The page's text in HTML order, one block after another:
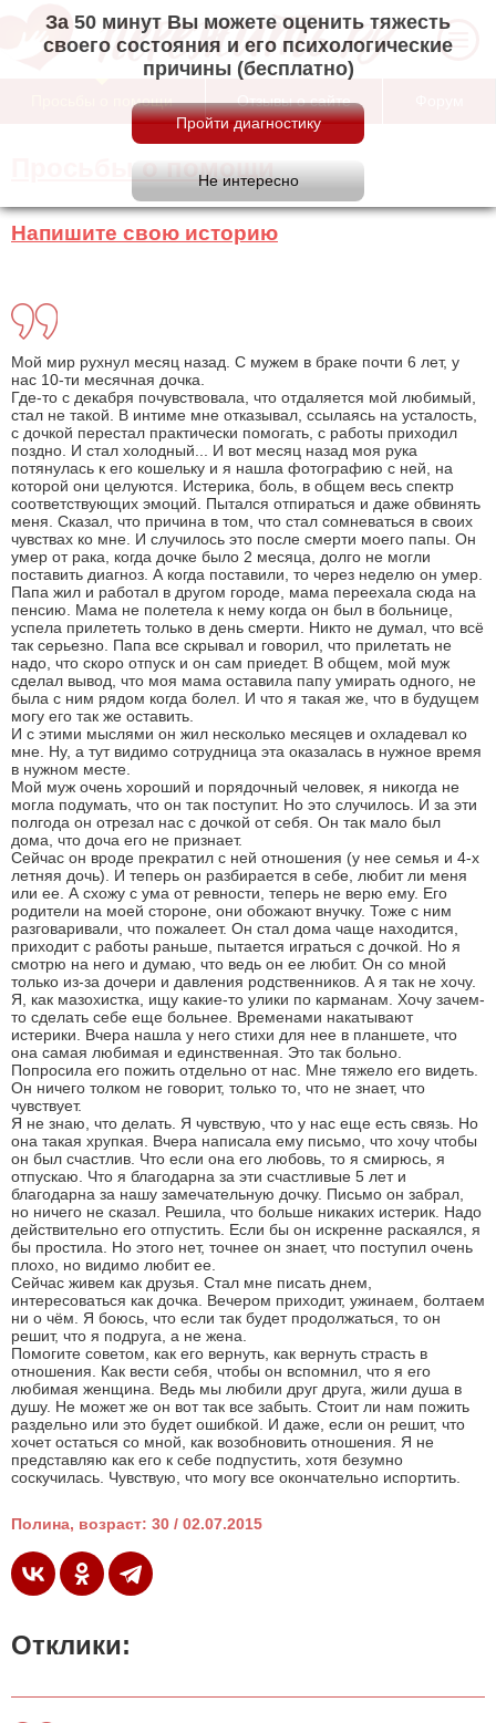
За 50 минут Вы можете оценить тяжесть
своего состояния и его психологические
причины (бесплатно)
Просьбы о помощи Отзывы о сайте
Просьбы о помощи
Напишите свою историю
Мой мир рухнул месяц назад. С мужем в браке почти 6 лет, у
нас 10-ти месячная дочка.
Где-то с декабря почувствовала, что отдаляется мой любимый,
стал не такой. В интиме мне отказывал, ссылаясь на усталость,
с дочкой перестал практически помогать, с работы приходил
поздно. И стал холодный... И вот месяц назад моя рука
потянулась к его кошельку и я нашла фотографию с ней, на
которой они целуются. Истерика, боль, в общем весь спектр
соответствующих эмоций. Пытался отпираться и даже обвинять
меня. Сказал, что причина в том, что стал сомневаться в своих
чувствах ко мне. И случилось это после смерти моего папы. Он
умер от рака, когда дочке было 2 месяца, долго не могли
поставить диагноз. А когда поставили, то через неделю он умер.
Папа жил и работал в другом городе, мама переехала сюда на
пенсию. Мама не полетела к нему когда он был в больнице,
успела прилететь только в день смерти. Никто не думал, что всё
так серьезно. Папа все скрывал и говорил, что прилетать не
надо, что скоро отпуск и он сам приедет. В общем, мой муж
сделал вывод, что моя мама оставила папу умирать одного, не
была с ним рядом когда болел. И что я такая же, что в будущем
могу его так же оставить.
И с этими мыслями он жил несколько месяцев и охладевал ко
мне. Ну, а тут видимо сотрудница эта оказалась в нужное время
в нужном месте.
Мой муж очень хороший и порядочный человек, я никогда не
могла подумать, что он так поступит. Но это случилось. И за эти
полгода он отрезал нас с дочкой от себя. Он так мало был
дома, что доча его не признает.
Сейчас он вроде прекратил с ней отношения (у нее семья и 4-х
летняя дочь). И теперь он разбирается в себе, любит ли меня
или ее. А схожу с ума от ревности, теперь не верю ему. Его
родители на моей стороне, они обожают внучку. Тоже с ним
разговаривали, что пожалеет. Он стал дома чаще находится,
приходит с работы раньше, пытается играться с дочкой. Но я
смотрю на него и думаю, что ведь он ее любит. Он со мной
только из-за дочери и давления родственников. А я так не хочу.
Я, как мазохистка, ищу какие-то улики по карманам. Хочу зачем-
то сделать себе еще больнее. Временами накатывают
истерики. Вчера нашла у него стихи для нее в планшете, что
она самая любимая и единственная. Это так больно.
Попросила его пожить отдельно от нас. Мне тяжело его видеть.
Он ничего толком не говорит, только то, что не знает, что
чувствует.
Я не знаю, что делать. Я чувствую, что у нас еще есть связь. Но
она такая хрупкая. Вчера написала ему письмо, что хочу чтобы
он был счастлив. Что если она его любовь, то я смирюсь, я
отпускаю. Что я благодарна за эти счастливые 5 лет и
благодарна за нашу замечательную дочку. Письмо он забрал,
но ничего не сказал. Решила, что больше никаких истерик. Надо
действительно его отпустить. Если бы он искренне раскаялся, я
бы простила. Но этого нет, точнее он знает, что поступил очень
плохо, но видимо любит ее.
Сейчас живем как друзья. Стал мне писать днем,
интересоваться как дочка. Вечером приходит, ужинаем, болтаем
ни о чём. Я боюсь, что если так будет продолжаться, то он
решит, что я подруга, а не жена.
Помогите советом, как его вернуть, как вернуть страсть в
отношения. Как вести себя, чтобы он вспомнил, что я его
любимая женщина. Ведь мы любили друг друга, жили душа в
душу. Не может же он вот так все забыть. Стоит ли нам пожить
раздельно или это будет ошибкой. И даже, если он решит, что
хочет остаться со мной, как возобновить отношения. Я не
представляю как его к себе подпустить, хотя безумно
соскучилась. Чувствую, что могу все окончательно испортить.
Полина, возраст: 30 / 02.07.2015
Отклики: